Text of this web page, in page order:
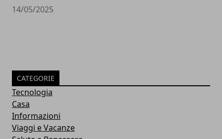
14/05/2025
CATEGORIE
Tecnologia
Casa
Informazioni
Viaggi e Vacanze